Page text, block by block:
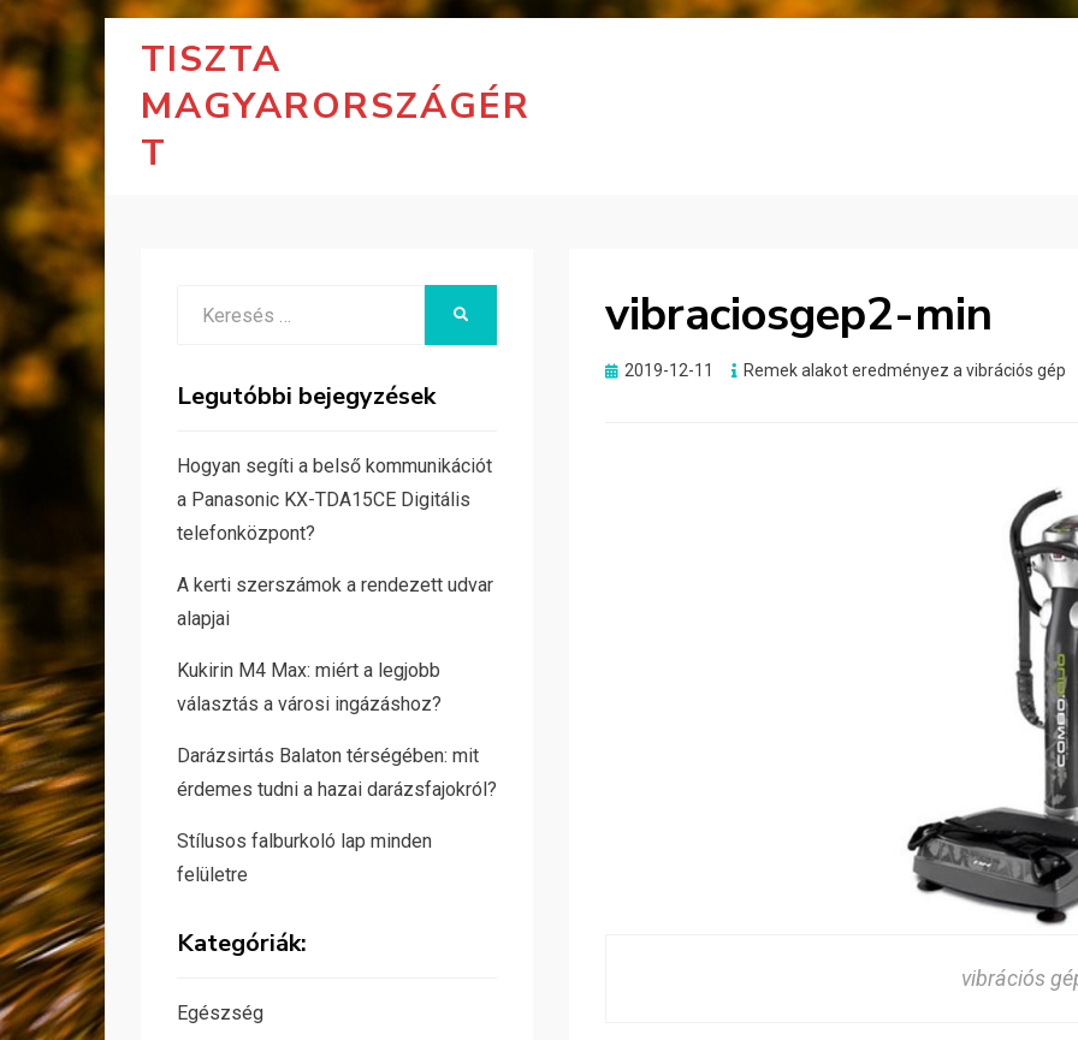
TISZTA
MAGYARORSZÁGÉR
T
vibraciosgep2-min
Posted
2019-12-11 Remek alakot eredményez a vibrációs gép
vibrációs
Legutóbbi bejegyzések
Hogyan segíti a belső kommunikációt
a Panasonic KX-TDA15CE Digitális
telefonközpont?
A kerti szerszámok a rendezett udvar
alapjai
Kukirin M4 Max: miért a legjobb
választás a városi ingázáshoz?
Darázsirtás Balaton térségében: mit
érdemes tudni a hazai darázsfajokról?
Stílusos falburkoló lap minden
felületre
Kategóriák:
Egészség